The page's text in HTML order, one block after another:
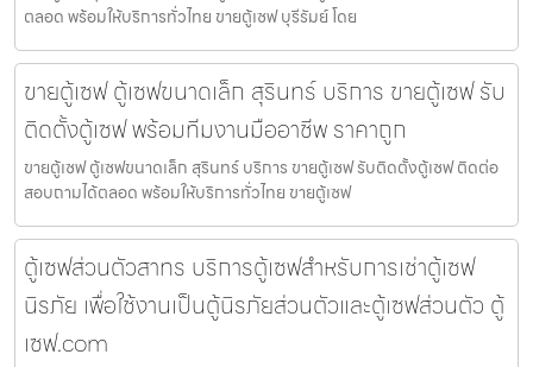
ตลอด พร้อมให้บริการทั่วไทย ขายตู้เซฟ บุรีรัมย์ โดย
ขายตู้เซฟ ตู้เซฟขนาดเล็ก สุรินทร์ บริการ ขายตู้เซฟ รับ
ติดตั้งตู้เซฟ พร้อมทีมงานมืออาชีพ ราคาถูก
ขายตู้เซฟ ตู้เซฟขนาดเล็ก สุรินทร์ บริการ ขายตู้เซฟ รับติดตั้งตู้เซฟ ติดต่อ
สอบถามได้ตลอด พร้อมให้บริการทั่วไทย ขายตู้เซฟ
ตู้เซฟส่วนตัวสาทร บริการตู้เซฟสำหรับการเช่าตู้เซฟ
นิรภัย เพื่อใช้งานเป็นตู้นิรภัยส่วนตัวและตู้เซฟส่วนตัว ตู้
เซฟ.com